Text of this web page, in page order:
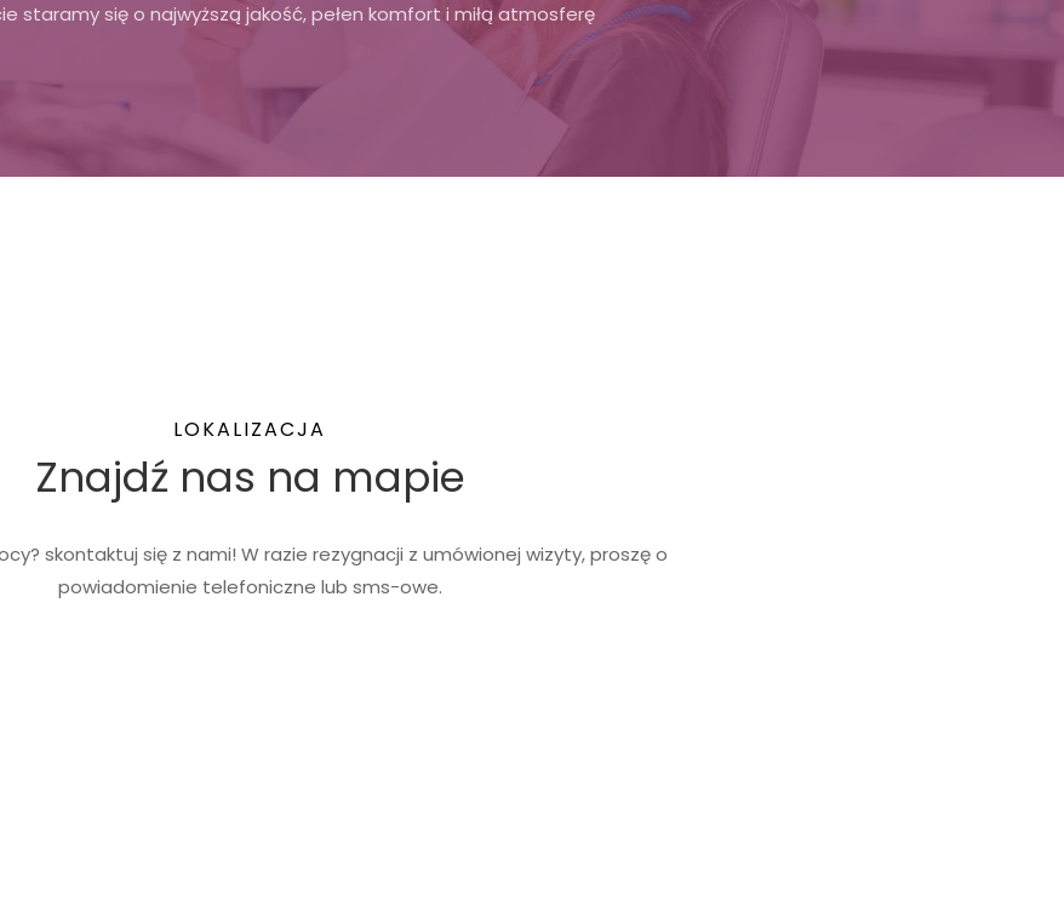
staramy się o najwyższą jakość, pełen komfort i miłą atmosferę
LOKALIZACJA
Znajdź nas na mapie
skontaktuj się z nami! W razie rezygnacji z umówionej wizyty, proszę o
powiadomienie telefoniczne lub sms-owe.